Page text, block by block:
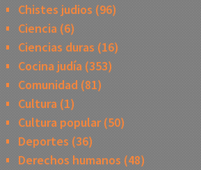
Chistes judios (96)
Ciencia(6)
Ciencias duras (16)
Cocina judía(353)
Comunidad(81)
Cultura(1)
Cultura popular(50)
Deportes (36)
Derechos humanos (48)